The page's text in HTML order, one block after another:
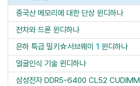
중국산 메모리에 대한 단상 윈디하나
전차와 드론 윈디하나
은하 특급 밀키☆서브웨이 1 윈디하나
얼굴인식 기술 윈디하나
삼성전자 DDR5-6400 CL52 CUDIMM